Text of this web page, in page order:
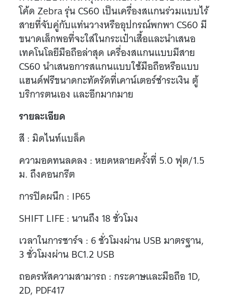
โค้ด Zebra รุ่น CS60 เป็นเครื่องสแกนร่วมแบบไร้
สายที่จับคู่กับแท่นวางหรืออุปกรณ์พกพา CS60 มี
ขนาดเล็กพอที่จะใส่ในกระเป๋าเสื้อและนำเสนอ
เทคโนโลยีมือถือล่าสุด เครื่องสแกนแบบมีสาย
CS60 นำเสนอการสแกนแบบใช้มือถือหรือแบบ
แฮนด์ฟรีขนาดกะทัดรัดที่เคาน์เตอร์ชำระเงิน ตู้
บริการตนเอง และอีกมากมาย
รายละเอียด
สี : มิดไนท์แบล็ค
ความอดทนลดลง : หยดหลายครั้งที่ 5.0 ฟุต/1.5
ม. ถึงคอนกรีต
การปิดผนึก : IP65
SHIFT LIFE : นานถึง 18 ชั่วโมง
เวลาในการชาร์จ : 6 ชั่วโมงผ่าน USB มาตรฐาน,
3 ชั่วโมงผ่าน BC1.2 USB
ถอดรหัสความสามารถ : กระดาษและมือถือ 1D,
2D, PDF417